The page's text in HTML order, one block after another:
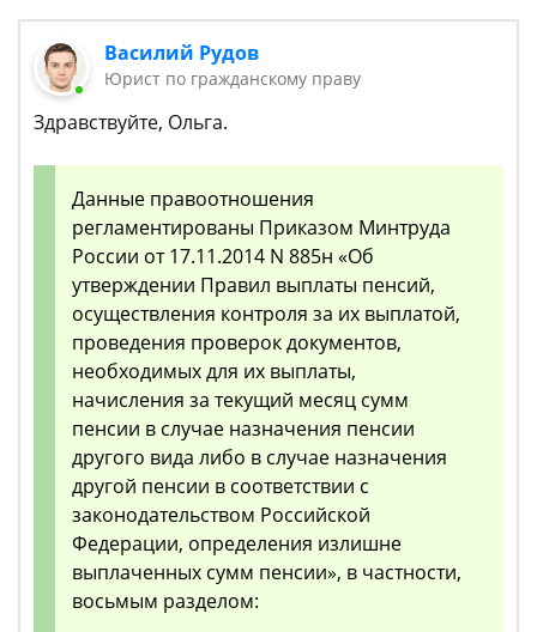
Василий Рудов
Юрист по гражданскому праву
Здравствуйте, Ольга.
Данные правоотношения
регламентированы Приказом Минтруда
России от 17.11.2014 N 885н «Об
утверждении Правил выплаты пенсий,
осуществления контроля за их выплатой,
проведения проверок документов,
необходимых для их выплаты,
начисления за текущий месяц сумм
пенсии в случае назначения пенсии
другого вида либо в случае назначения
другой пенсии в соответствии с
законодательством Российской
Федерации, определения излишне
выплаченных сумм пенсии», в частности,
восьмым разделом: